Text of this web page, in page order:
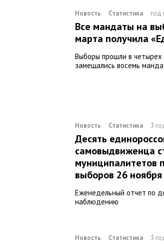
Новость Статистика год
Все мандаты на
марта получила
Выборы прошли в четырех
замещались восемь
Новость Статистика 3
Десять
самовыдвиженца
муниципалитетов
выборов 26 ноября
Еженедельный отчет по
наблюдению
Новость Статистика 3